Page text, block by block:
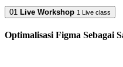
01 Live Workshop 1 Live class
Optimalisasi Figma Sebagai